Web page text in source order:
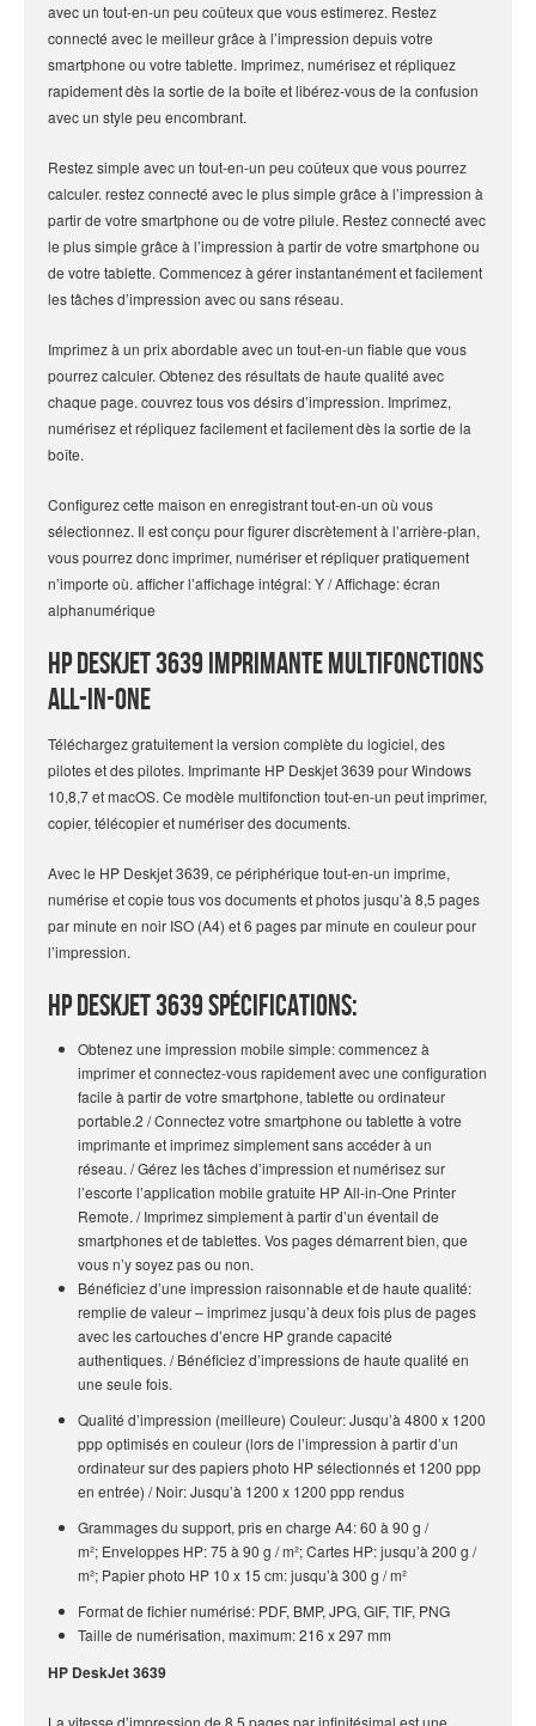
avec un tout-en-un peu coûteux que vous estimerez. Restez
connecté avec le meilleur grâce à l’impression depuis votre
smartphone ou votre tablette. Imprimez, numérisez et répliquez
rapidement dès la sortie de la boîte et libérez-vous de la confusion
avec un style peu encombrant.
Restez simple avec un tout-en-un peu coûteux que vous pourrez
calculer. restez connecté avec le plus simple grâce à l’impression à
partir de votre smartphone ou de votre pilule. Restez connecté avec
le plus simple grâce à l’impression à partir de votre smartphone ou
de votre tablette. Commencez à gérer instantanément et facilement
les tâches d’impression avec ou sans réseau.
Imprimez à un prix abordable avec un tout-en-un fiable que vous
pourrez calculer. Obtenez des résultats de haute qualité avec
chaque page. couvrez tous vos désirs d’impression. Imprimez,
numérisez et répliquez facilement et facilement dès la sortie de la
boîte.
Configurez cette maison en enregistrant tout-en-un où vous
sélectionnez. Il est conçu pour figurer discrètement à l’arrière-plan,
vous pourrez donc imprimer, numériser et répliquer pratiquement
n’importe où. afficher l’affichage intégral: Y / Affichage: écran
alphanumérique
HP Deskjet 3639 Imprimante Multifonctions
All-in-One
Téléchargez gratuitement la version complète du logiciel, des
pilotes et des pilotes. Imprimante HP Deskjet 3639 pour Windows
10,8,7 et macOS. Ce modèle multifonction tout-en-un peut imprimer,
copier, télécopier et numériser des documents.
Avec le HP Deskjet 3639, ce périphérique tout-en-un imprime,
numérise et copie tous vos documents et photos jusqu’à 8,5 pages
par minute en noir ISO (A4) et 6 pages par minute en couleur pour
l’impression.
HP DeskJet 3639 Spécifications:
Obtenez une impression mobile simple: commencez à
imprimer et connectez-vous rapidement avec une configuration
facile à partir de votre smartphone, tablette ou ordinateur
portable.2 / Connectez votre smartphone ou tablette à votre
imprimante et imprimez simplement sans accéder à un
réseau. / Gérez les tâches d’impression et numérisez sur
l’escorte l’application mobile gratuite HP All-in-One Printer
Remote. / Imprimez simplement à partir d’un éventail de
smartphones et de tablettes. Vos pages démarrent bien, que
vous n’y soyez pas ou non.
Bénéficiez d’une impression raisonnable et de haute qualité:
remplie de valeur – imprimez jusqu’à deux fois plus de pages
avec les cartouches d’encre HP grande capacité
authentiques. / Bénéficiez d’impressions de haute qualité en
une seule fois.
Qualité d’impression (meilleure) Couleur: Jusqu’à 4800 x 1200
ppp optimisés en couleur (lors de l’impression à partir d’un
ordinateur sur des papiers photo HP sélectionnés et 1200 ppp
en entrée) / Noir: Jusqu’à 1200 x 1200 ppp rendus
Grammages du support, pris en charge A4: 60 à 90 g /
m²; Enveloppes HP: 75 à 90 g / m²; Cartes HP: jusqu’à 200 g /
m²; Papier photo HP 10 x 15 cm: jusqu’à 300 g / m²
Format de fichier numérisé: PDF, BMP, JPG, GIF, TIF, PNG
Taille de numérisation, maximum: 216 x 297 mm
HP DeskJet 3639
La vitesse d’impression de 8,5 pages par infinitésimal est une